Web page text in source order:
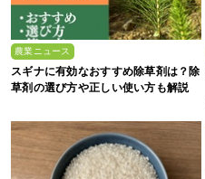
農業ニュース
スギナに有効なおすすめ除草剤は？除
草剤の選び方や正しい使い方も解説